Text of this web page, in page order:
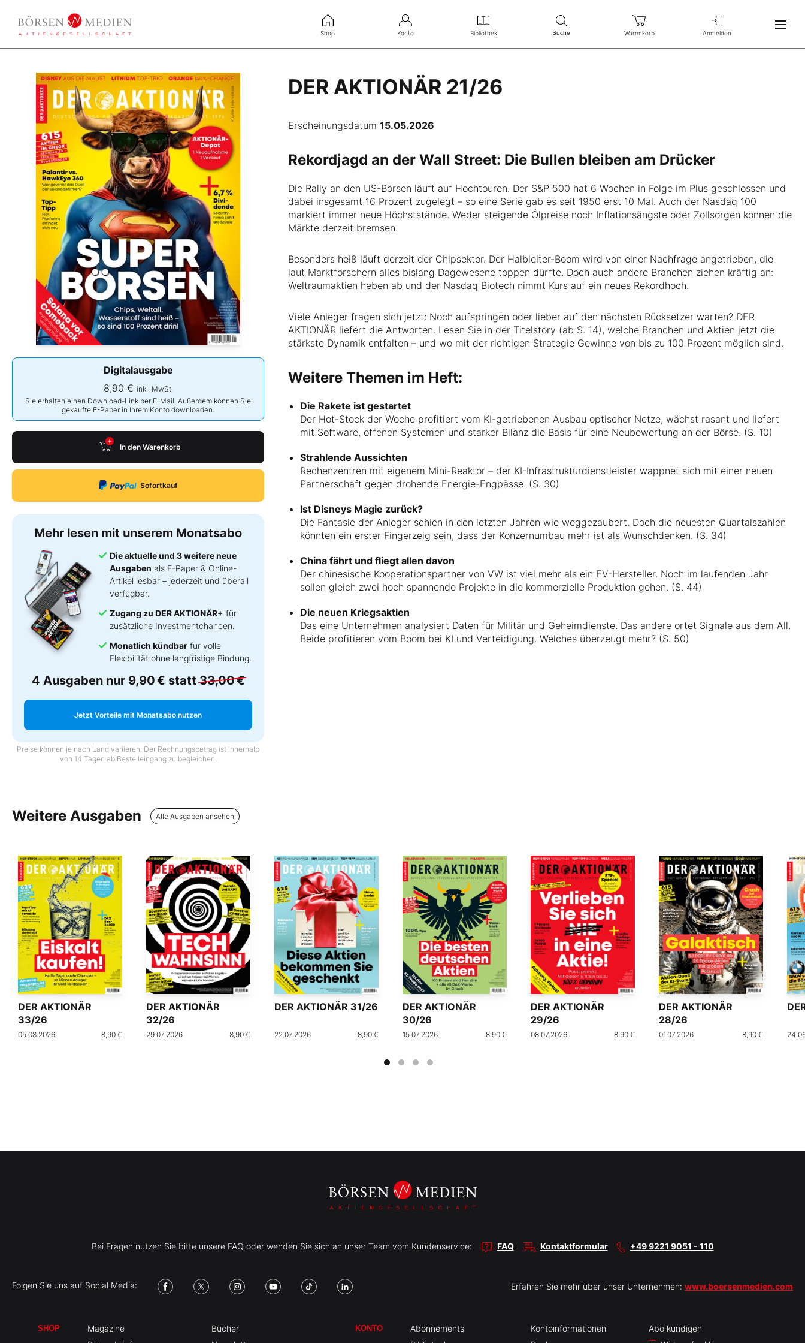
Shop Konto Bibliothek Suche Warenkorb Anmelden
DER AKTIONÄR 21/26
Erscheinungsdatum15.05.2026
Digitalausgabe
8,90 € inkl. MwSt.
Sie erhalten einen Download-Link per E-Mail. Außerdem können Sie
gekaufte E-Paper in Ihrem Konto downloaden.
In den Warenkorb
Sofortkauf
Mehr lesen mit unserem Monatsabo
Die aktuelle und 3 weitere neue
Ausgaben als E-Paper & Online-
Artikel lesbar – jederzeit und überall
verfügbar.
Zugang zu DER AKTIONÄR+ für
zusätzliche Investmentchancen.
Monatlich kündbar für volle
Flexibilität ohne langfristige Bindung.
4 Ausgaben nur 9,90 € statt33,00 €
Jetzt Vorteile mit Monatsabo nutzen
Preise können je nach Land variieren. Der Rechnungsbetrag ist innerhalb
von 14 Tagen ab Bestelleingang zu begleichen.
Rekordjagd an der Wall Street: Die Bullen bleiben am Drücker
Die Rally an den US-Börsen läuft auf Hochtouren. Der S&P 500 hat 6 Wochen in Folge im Plus geschlossen und
dabei insgesamt 16 Prozent zugelegt – so eine Serie gab es seit 1950 erst 10 Mal. Auch der Nasdaq 100
markiert immer neue Höchststände. Weder steigende Ölpreise noch Inflationsängste oder Zollsorgen können die
Märkte derzeit bremsen.
Besonders heiß läuft derzeit der Chipsektor. Der Halbleiter-Boom wird von einer Nachfrage angetrieben, die
laut Marktforschern alles bislang Dagewesene toppen dürfte. Doch auch andere Branchen ziehen kräftig an:
Weltraumaktien heben ab und der Nasdaq Biotech nimmt Kurs auf ein neues Rekordhoch.
Viele Anleger fragen sich jetzt: Noch aufspringen oder lieber auf den nächsten Rücksetzer warten? DER
AKTIONÄR liefert die Antworten. Lesen Sie in der Titelstory (ab S. 14), welche Branchen und Aktien jetzt die
stärkste Dynamik entfalten – und wo mit der richtigen Strategie Gewinne von bis zu 100 Prozent möglich sind.
Weitere Themen im Heft:
Die Rakete ist gestartet
Der Hot-Stock der Woche profitiert vom KI-getriebenen Ausbau optischer Netze, wächst rasant und liefert
mit Software, offenen Systemen und starker Bilanz die Basis für eine Neubewertung an der Börse. (S. 10)
Strahlende Aussichten
Rechenzentren mit eigenem Mini-Reaktor – der KI-Infrastrukturdienstleister wappnet sich mit einer neuen
Partnerschaft gegen drohende Energie-Engpässe. (S. 30)
Ist Disneys Magie zurück?
Die Fantasie der Anleger schien in den letzten Jahren wie weggezaubert. Doch die neuesten Quartalszahlen
könnten ein erster Fingerzeig sein, dass der Konzernumbau mehr ist als Wunschdenken. (S. 34)
China fährt und fliegt allen davon
Der chinesische Kooperationspartner von VW ist viel mehr als ein EV-Hersteller. Noch im laufenden Jahr
sollen gleich zwei hoch spannende Projekte in die kommerzielle Produktion gehen. (S. 44)
Die neuen Kriegsaktien
Das eine Unternehmen analysiert Daten für Militär und Geheimdienste. Das andere ortet Signale aus dem All.
Beide profitieren vom Boom bei KI und Verteidigung. Welches überzeugt mehr? (S. 50)
Weitere Ausgaben Alle Ausgaben ansehen
DER AKTIONÄR
33/26
05.08.2026 8,90 €
DER AKTIONÄR
32/26
29.07.2026 8,90 €
DER AKTIONÄR 31/26
22.07.2026 8,90 €
DER AKTIONÄR
30/26
15.07.2026 8,90 €
DER AKTIONÄR
29/26
08.07.2026 8,90 €
DER AKTIONÄR
28/26
01.07.2026 8,90 €
Bei Fragen nutzen Sie bitte unsere FAQ oder wenden Sie sich an unser Team vom Kundenservice: FAQ Kontaktformular +49 9221 9051 - 110
Folgen Sie uns auf Social Media: Erfahren Sie mehr über unser Unternehmen: www.boersenmedien.com
SHOP
Magazine
Bücher
KONTO
Abonnements
Kontoinformationen
Abo kündigen